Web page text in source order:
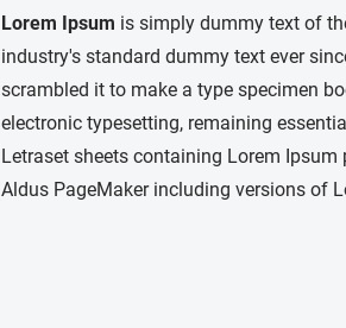
Lorem Ipsum is simply dummy text of
industry's standard dummy text ever
scrambled it to make a type specimen
electronic typesetting, remaining
Letraset sheets containing Lorem
Aldus PageMaker including versions of